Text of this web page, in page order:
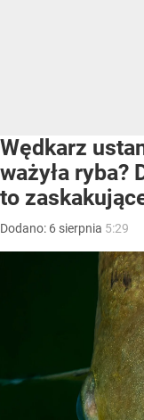
Wędkarz
ważyła ryba?
to
Dodano: 6 sierpnia 5:29